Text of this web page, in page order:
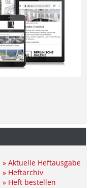
» Aktuelle Heftausgabe
» Heftarchiv
» Heft bestellen